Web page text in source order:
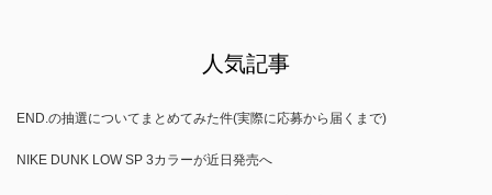
人気記事
END.の抽選についてまとめてみた件(実際に応募から届くまで)
NIKE DUNK LOW SP 3カラーが近日発売へ